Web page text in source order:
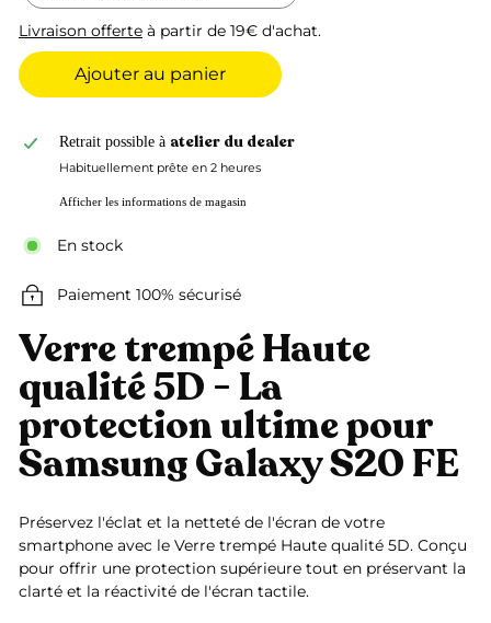
Livraison offerte à partir de 19€ d'achat.
Ajouter au panier
Retrait possible à atelier du dealer
Habituellement prête en 2 heures
Afficher les informations de magasin
En stock
Paiement 100% sécurisé
Verre trempé Haute
qualité 5D - La
protection ultime pour
Samsung Galaxy S20 FE
Préservez l'éclat et la netteté de l'écran de votre
smartphone avec le Verre trempé Haute qualité 5D. Conçu
pour offrir une protection supérieure tout en préservant la
clarté et la réactivité de l'écran tactile.